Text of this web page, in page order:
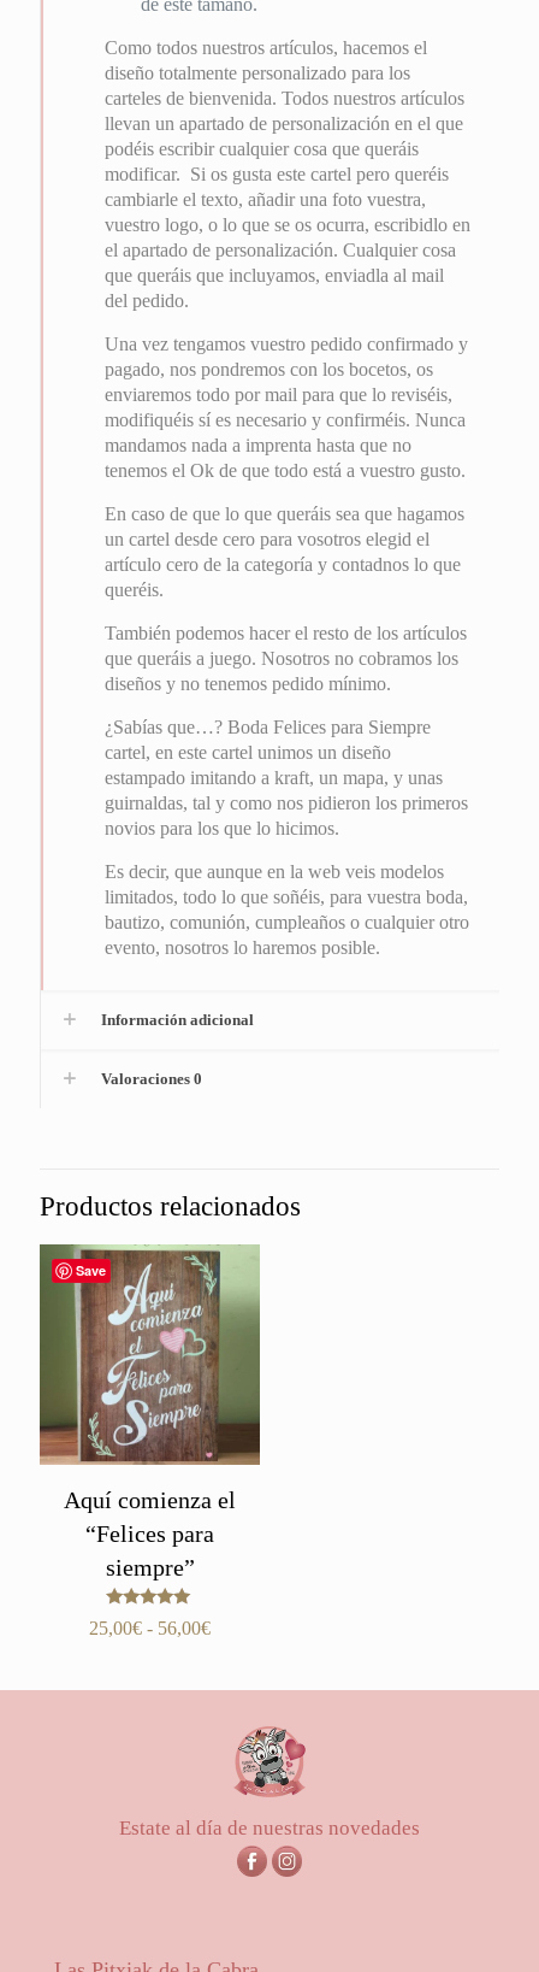
Como todos nuestros artículos, hacemos el
diseño totalmente personalizado para los
carteles de bienvenida. Todos nuestros artículos
llevan un apartado de personalización en el que
podéis escribir cualquier cosa que queráis
modificar. Si os gusta este cartel pero queréis
cambiarle el texto, añadir una foto vuestra,
vuestro logo, o lo que se os ocurra, escribidlo en
el apartado de personalización. Cualquier cosa
que queráis que incluyamos, enviadla al mail
del pedido.
Una vez tengamos vuestro pedido confirmado y
pagado, nos pondremos con los bocetos, os
enviaremos todo por mail para que lo reviséis,
modifiquéis sí es necesario y confirméis. Nunca
mandamos nada a imprenta hasta que no
tenemos el Ok de que todo está a vuestro gusto.
En caso de que lo que queráis sea que hagamos
un cartel desde cero para vosotros elegid el
artículo cero de la categoría y contadnos lo que
queréis.
También podemos hacer el resto de los artículos
que queráis a juego. Nosotros no cobramos los
diseños y no tenemos pedido mínimo.
¿Sabías que…? Boda Felices para Siempre
cartel, en este cartel unimos un diseño
estampado imitando a kraft, un mapa, y unas
guirnaldas, tal y como nos pidieron los primeros
novios para los que lo hicimos.
Es decir, que aunque en la web veis modelos
limitados, todo lo que soñéis, para vuestra boda,
bautizo, comunión, cumpleaños o cualquier otro
evento, nosotros lo haremos posible.
Información adicional
Valoraciones 0
Productos relacionados
Save
Aquí comienza el
“Felices para
siempre”
Valorado
con
25,00€ - 56,00€Rango
25,00€
hasta
56,00€
Estate al día de nuestras novedades